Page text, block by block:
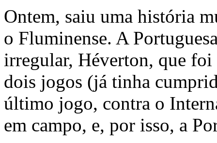
Ontem, saiu uma história
o Fluminense. A
irregular, Héverton, que foi
dois jogos (já tinha
último jogo, contra o
em campo, e, por isso, a